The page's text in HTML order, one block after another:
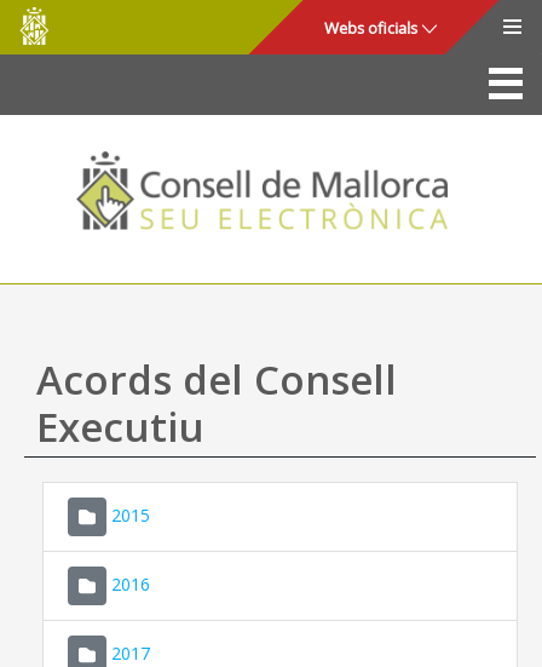
Salta al contingut principal
Consell
de
Mallorca
Webs oficials
La Seu
Consell de Mallorca
Accés i seguretat
Utilitats
Ajuda
Acords del Consell
Executiu
2015
2016
2017